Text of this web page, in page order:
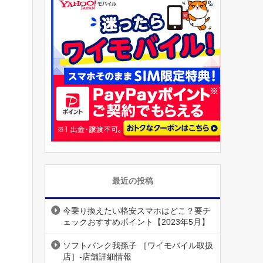
最近の投稿
今乗り換えたい格安スマホはどこ？要チ
ェックおすすめポイント【2023年5月】
ソフトバンク我孫子 ［ワイモバイル取扱
店］-店舗詳細情報